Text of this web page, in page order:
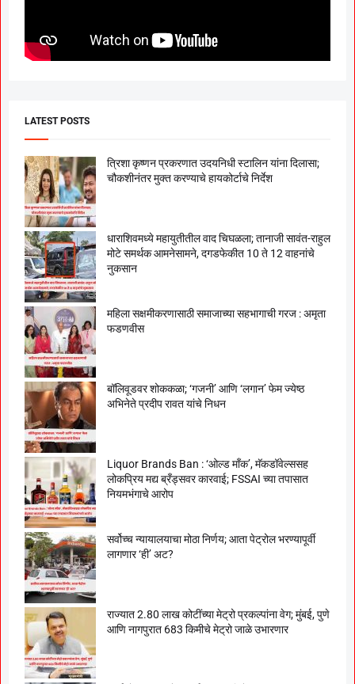
LATEST POSTS
त्रिशा कृष्णन प्रकरणात उदयनिधी स्टालिन यांना दिलासा;
चौकशीनंतर मुक्त करण्याचे हायकोर्टाचे निर्देश
धाराशिवमध्ये महायुतीतील वाद चिघळला; तानाजी सावंत-राहुल
मोटे समर्थक आमनेसामने, दगडफेकीत 10 ते 12 वाहनांचे
नुकसान
महिला सक्षमीकरणासाठी समाजाच्या सहभागाची गरज : अमृता
फडणवीस
बॉलिवूडवर शोककळा; ‘गजनी’ आणि ‘लगान’ फेम ज्येष्ठ
अभिनेते प्रदीप रावत यांचे निधन
Liquor Brands Ban : ‘ओल्ड मॉंक’, मॅकडॉवेल्ससह
लोकप्रिय मद्य ब्रँड्सवर कारवाई; FSSAI च्या तपासात
नियमभंगाचे आरोप
सर्वोच्च न्यायालयाचा मोठा निर्णय; आता पेट्रोल भरण्यापूर्वी
लागणार ‘ही’ अट?
राज्यात 2.80 लाख कोटींच्या मेट्रो प्रकल्पांना वेग; मुंबई, पुणे
आणि नागपुरात 683 किमीचे मेट्रो जाळे उभारणार